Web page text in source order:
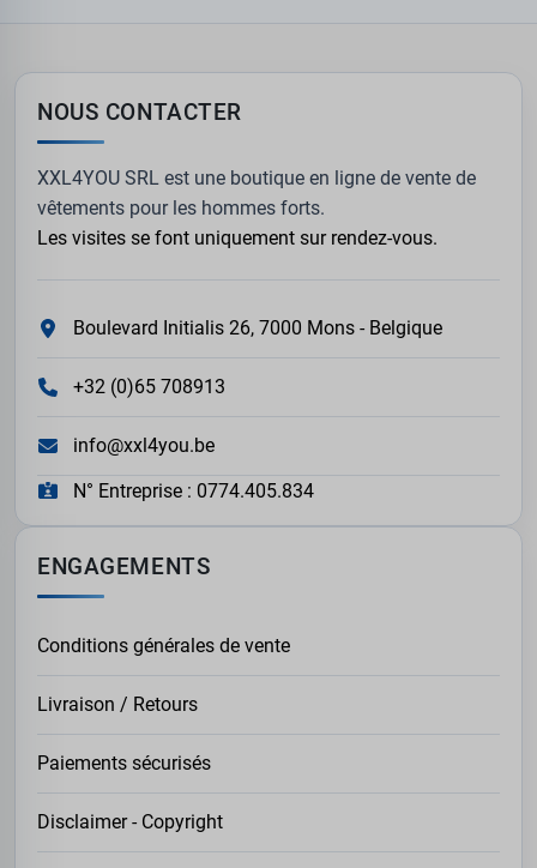
NOUS CONTACTER
XXL4YOU SRL est une boutique en ligne de vente de
vêtements pour les hommes forts.
Les visites se font uniquement sur rendez-vous.
Boulevard Initialis 26, 7000 Mons - Belgique
+32 (0)65 708913
info@xxl4you.be
N° Entreprise : 0774.405.834
ENGAGEMENTS
Conditions générales de vente
Livraison / Retours
Paiements sécurisés
Disclaimer - Copyright